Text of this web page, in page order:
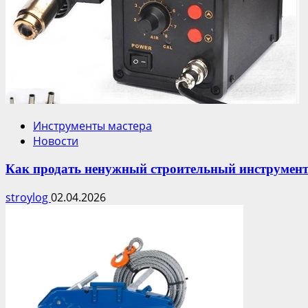
Инструменты мастера
Новости
Как продать ненужный строительный инструмент
stroylog02.04.2026